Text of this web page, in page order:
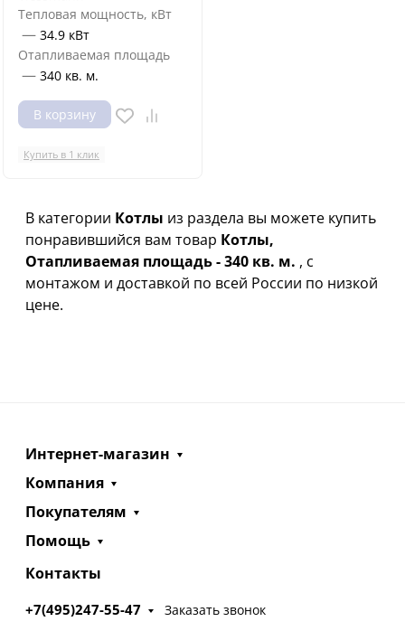
Тепловая мощность, кВт
— 34.9 кВт
Отапливаемая площадь
— 340 кв. м.
В корзину
Купить в 1 клик
В категории Котлы из раздела вы можете купить
понравившийся вам товар Котлы,
Отапливаемая площадь - 340 кв. м. , с
монтажом и доставкой по всей России по низкой
цене.
Интернет-магазин
Компания
Покупателям
Помощь
Контакты
+7(495)247-55-47 Заказать звонок